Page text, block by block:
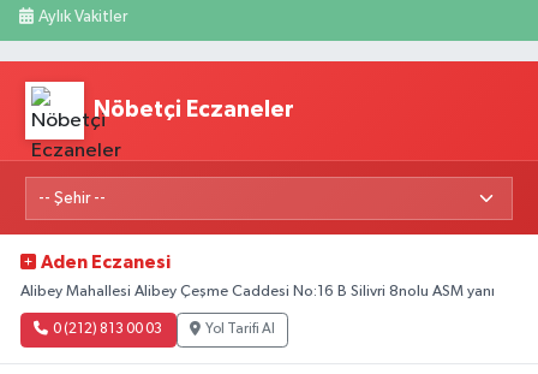
Aylık Vakitler
Nöbetçi Eczaneler
Aden Eczanesi
Alibey Mahallesi Alibey Çeşme Caddesi No:16 B Silivri 8nolu ASM yanı
0 (212) 813 00 03 Yol Tarifi Al